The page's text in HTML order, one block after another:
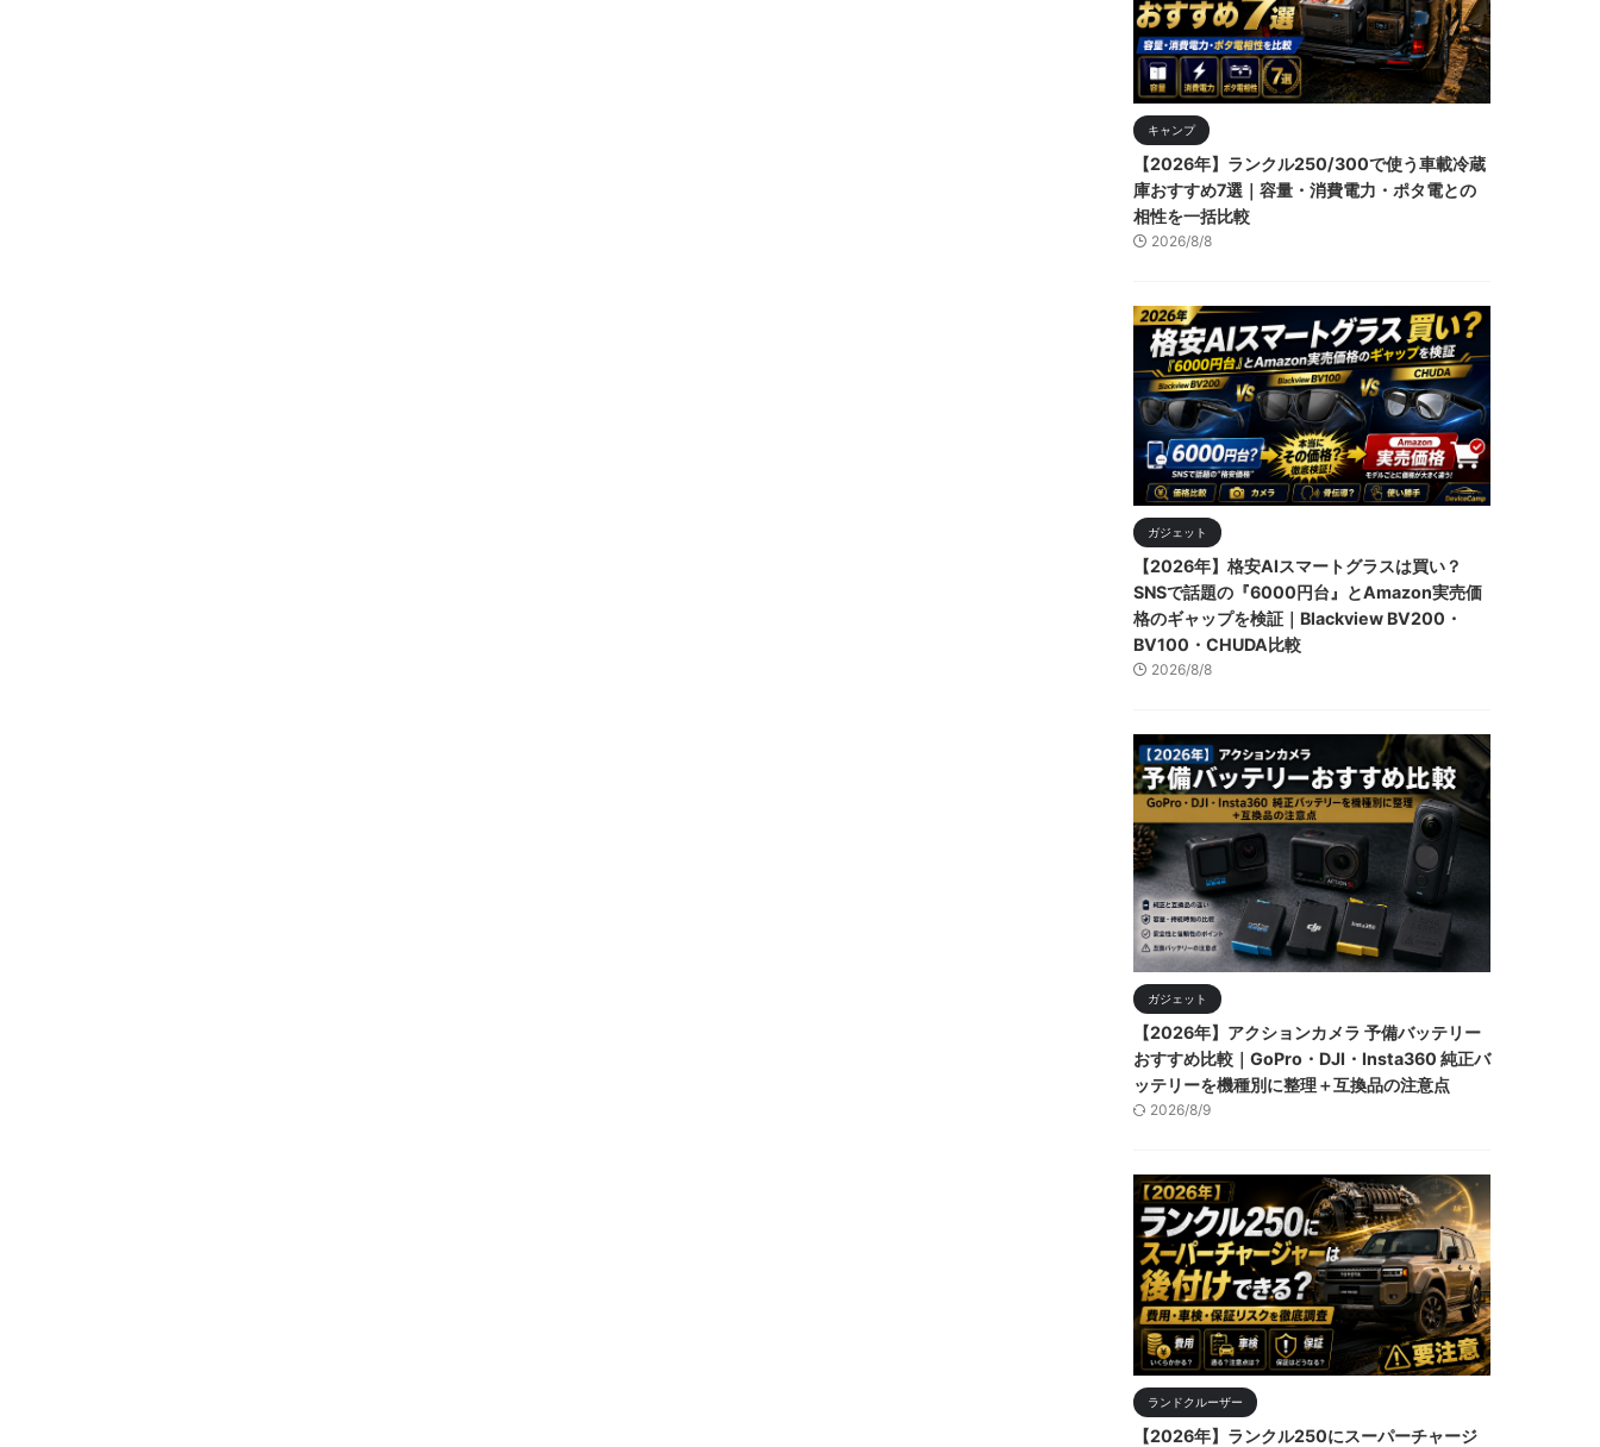
キャンプ
【2026年】ランクル250/300で使う車載冷蔵
庫おすすめ7選｜容量・消費電力・ポタ電との
相性を一括比較
2026/8/8
ガジェット
【2026年】格安AIスマートグラスは買い？
SNSで話題の『6000円台』とAmazon実売価
格のギャップを検証｜Blackview BV200・
BV100・CHUDA比較
2026/8/8
ガジェット
【2026年】アクションカメラ 予備バッテリー
おすすめ比較｜GoPro・DJI・Insta360 純正バ
ッテリーを機種別に整理＋互換品の注意点
2026/8/9
ランドクルーザー
【2026年】ランクル250にスーパーチャージ